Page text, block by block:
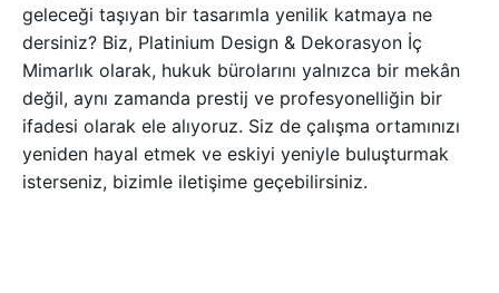
geleceği taşıyan bir tasarımla yenilik katmaya ne
dersiniz? Biz, Platinium Design & Dekorasyon İç
Mimarlık olarak, hukuk bürolarını yalnızca bir mekân
değil, aynı zamanda prestij ve profesyonelliğin bir
ifadesi olarak ele alıyoruz. Siz de çalışma ortamınızı
yeniden hayal etmek ve eskiyi yeniyle buluşturmak
isterseniz, bizimle iletişime geçebilirsiniz.